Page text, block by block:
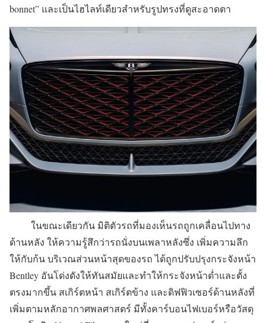
bonnet” และเป็นไฮไลท์เดียวสำหรับรูปทรงที่ดูสะอาดตา
ในขณะเดียวกัน มิติตัวรถที่มองเห็นรถถูกเคลื่อนไปทาง
ด้านหลัง ให้ความรู้สึกว่ารถนั่งบนเพลาหลังซึ่ง เพิ่มความลึก
ให้กับก้น บริเวณส่วนหน้าสุดของรถ ได้ถูกปรับปรุงกระจังหน้า
Bentley อันโด่งดังให้ทันสมัยและทำให้กระจังหน้าต่ำและตั้ง
ตรงมากขึ้น สเกิร์ตหน้า สเกิร์ตข้าง และดิฟฟิวเซอร์ด้านหลังที่
เพิ่มตามหลักอากาศพลศาสตร์ มีทั้งคาร์บอนไฟเบอร์หรือวัสดุ